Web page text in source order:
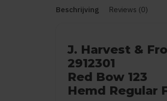
Beschrijving Reviews (0)
J. Harvest &
2912301
Red Bow 123
Hemd Regular